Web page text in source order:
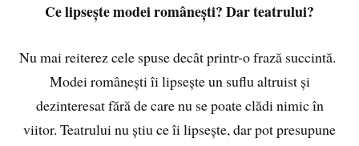
Ce lipsește modei românești? Dar teatrului?
Nu mai reiterez cele spuse decât printr-o frază succintă.
Modei românești îi lipsește un suflu altruist și
dezinteresat fără de care nu se poate clădi nimic în
viitor. Teatrului nu știu ce îi lipsește, dar pot presupune